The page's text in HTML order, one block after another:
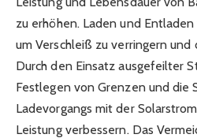
zu erhöhen. Laden und
um Verschleiß zu verringern
Durch den Einsatz ausgefeilter
Festlegen von Grenzen und die
Ladevorgangs mit der
Leistung verbessern. Das